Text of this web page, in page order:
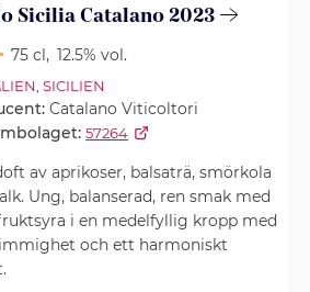
Sicilia Catalano 2023
75 cl, 12.5% vol.
SICILIEN
Catalano Viticoltori
57264
av aprikoser, balsaträ, smörkola
Ung, balanserad, ren smak med
i en medelfyllig kropp med
och ett harmoniskt